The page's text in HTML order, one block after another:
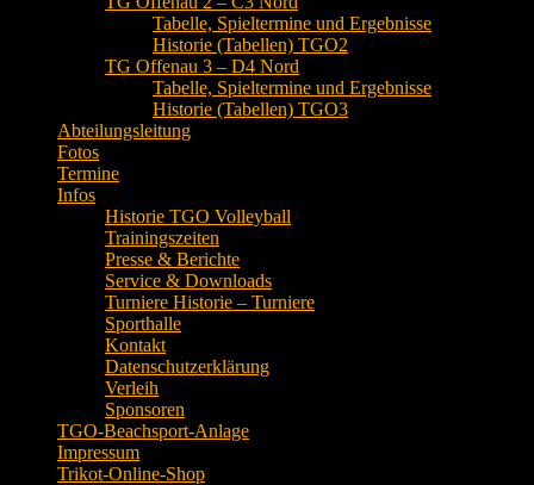
Tabelle, Spieltermine und Ergebnisse
Historie (Tabellen) TGO2
TG Offenau 3 – D4 Nord
Tabelle, Spieltermine und Ergebnisse
Historie (Tabellen) TGO3
Abteilungsleitung
Fotos
Termine
Infos
Historie TGO Volleyball
Trainingszeiten
Presse & Berichte
Service & Downloads
Turniere Historie – Turniere
Sporthalle
Kontakt
Datenschutzerklärung
Verleih
Sponsoren
TGO-Beachsport-Anlage
Impressum
Trikot-Online-Shop